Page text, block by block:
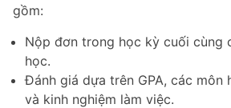
gồm:
Nộp đơn trong học kỳ cuối cùng
học.
Đánh giá dựa trên GPA, các môn
và kinh nghiệm làm việc.